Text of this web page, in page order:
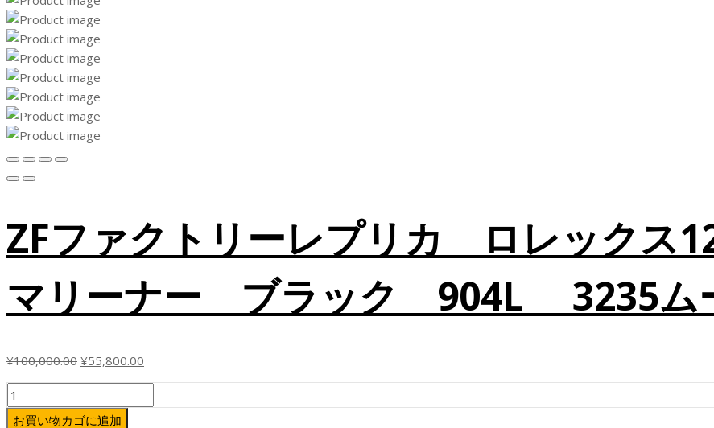
ZFファクトリーレプリカ ロレックス
マリーナー ブラック 904L 3235ム
¥100,000.00 元
の
格
¥55,800.00
在
ZF
フ
お買い物カゴに追加